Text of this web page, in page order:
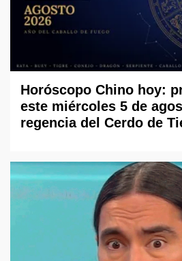
Horóscopo Chino hoy:
este miércoles 5 de
regencia del Cerdo de